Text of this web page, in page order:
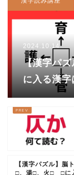
2024.10.14
【漢字パ
に入る漢
【漢字パズル】脳
□、湯□、火□ □に